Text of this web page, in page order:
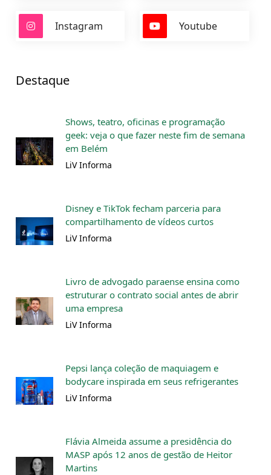
Instagram Youtube
Destaque
Shows, teatro, oficinas e programação
geek: veja o que fazer neste fim de semana
em Belém
LiV Informa
Disney e TikTok fecham parceria para
compartilhamento de vídeos curtos
LiV Informa
Livro de advogado paraense ensina como
estruturar o contrato social antes de abrir
uma empresa
LiV Informa
Pepsi lança coleção de maquiagem e
bodycare inspirada em seus refrigerantes
LiV Informa
Flávia Almeida assume a presidência do
MASP após 12 anos de gestão de Heitor
Martins